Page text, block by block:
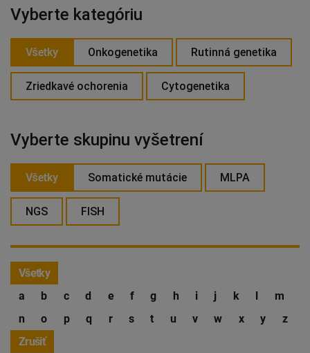
Vyberte kategóriu
Všetky Onkogenetika Rutinná genetika
Zriedkavé ochorenia Cytogenetika
Vyberte skupinu vyšetrení
Všetky Somatické mutácie MLPA
NGS FISH
Všetky
a
b c d e f g h i j k l
m
n
o p q r s t u v w x y
z
Zrušiť